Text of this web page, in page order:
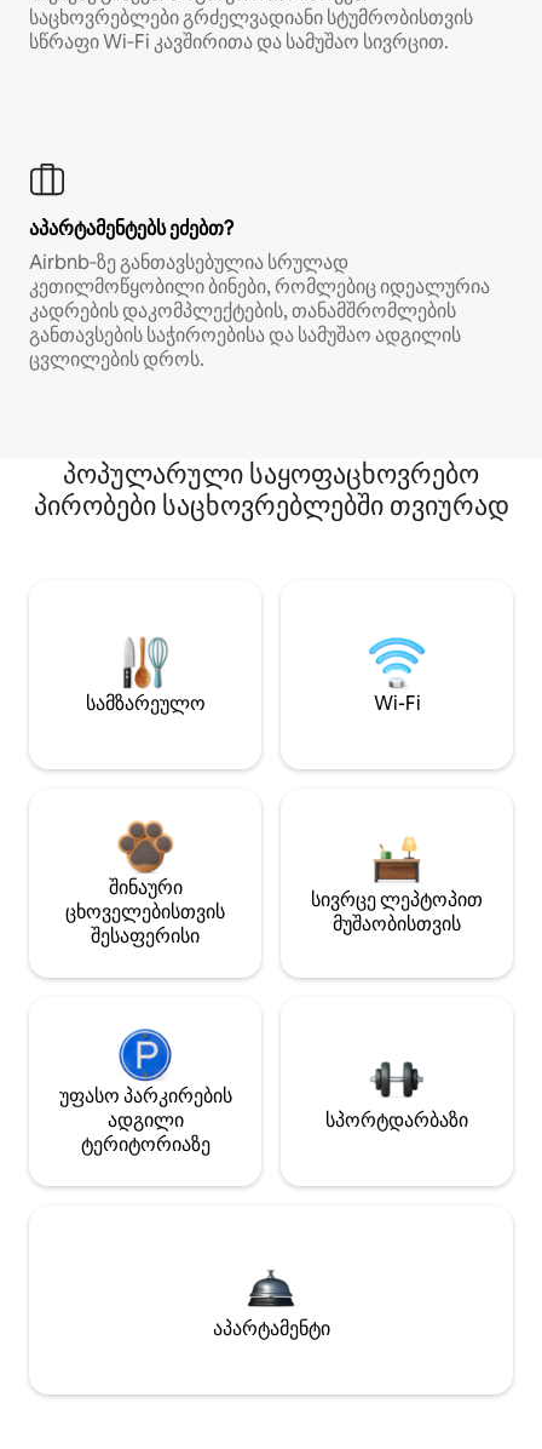
საცხოვრებლები გრძელვადიანი სტუმრობისთვის
სწრაფი Wi‑Fi კავშირითა და სამუშაო სივრცით.
აპარტამენტებს ეძებთ?
Airbnb‑ზე განთავსებულია სრულად
კეთილმოწყობილი ბინები, რომლებიც იდეალურია
კადრების დაკომპლექტების, თანამშრომლების
განთავსების საჭიროებისა და სამუშაო ადგილის
ცვლილების დროს.
პოპულარული საყოფაცხოვრებო
პირობები საცხოვრებლებში თვიურად
სამზარეულო Wi-Fi
შინაური
ცხოველებისთვის
შესაფერისი
სივრცე ლეპტოპით
მუშაობისთვის
უფასო პარკირების
ადგილი
ტერიტორიაზე
სპორტდარბაზი
აპარტამენტი